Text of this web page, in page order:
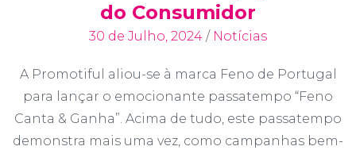
do Consumidor
30 de Julho, 2024 / Notícias
A Promotiful aliou-se à marca Feno de Portugal
para lançar o emocionante passatempo “Feno
Canta & Ganha”. Acima de tudo, este passatempo
demonstra mais uma vez, como campanhas bem-